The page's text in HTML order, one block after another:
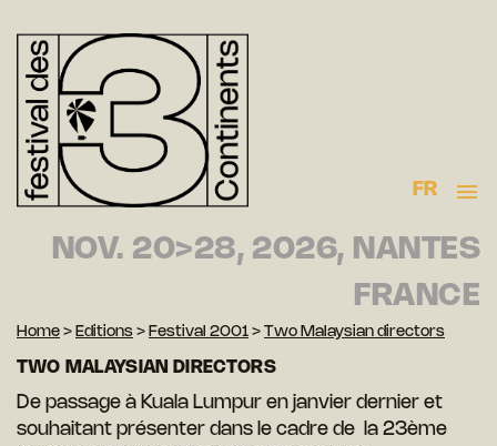
FR
NOV. 20>28, 2026, NANTES
FRANCE
Home > Editions > Festival 2001 > Two Malaysian directors
TWO MALAYSIAN DIRECTORS
De passage à Kuala Lumpur en janvier dernier et
souhaitant présenter dans le cadre de la 23ème